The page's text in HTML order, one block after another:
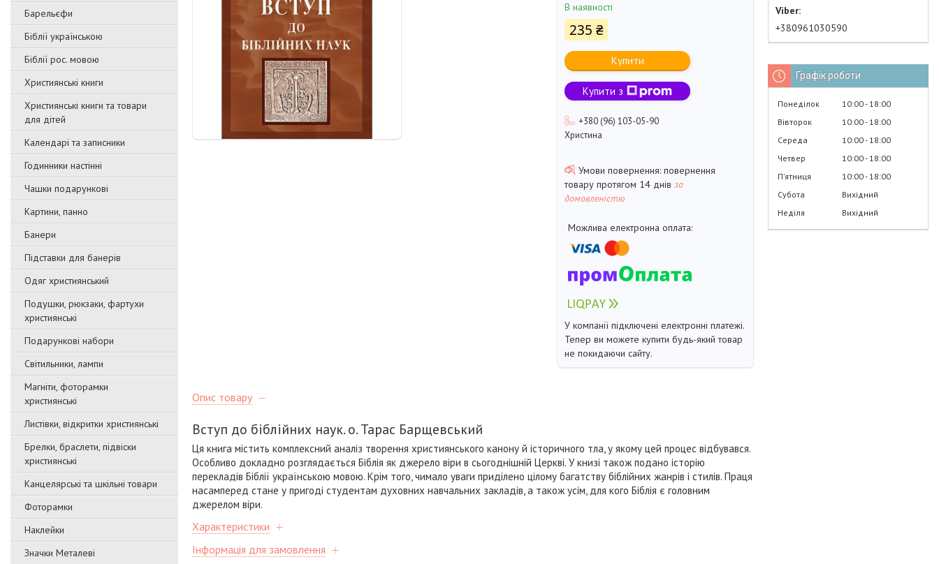
Барельєфи
Біблії українською
Біблії рос. мовою
Християнські книги
Християнські книги та товари
для дітей
Календарі та записники
Годинники настінні
Чашки подарункові
Картини, панно
Банери
Підставки для банерів
Одяг християнський
Подушки, рюкзаки, фартухи
християнські
Подарункові набори
Світильники, лампи
Магніти, фоторамки
християнські
Листівки, відкритки християнські
Брелки, браслети, підвіски
християнські
Канцелярські та шкільні товари
Фоторамки
Наклейки
Значки Металеві
В наявності
235 ₴
Купити
Купити з
+380 (96) 103-05-90
Христина
повернення
товару протягом 14 днів за
домовленістю
У компанії підключені електронні платежі.
Тепер ви можете купити будь-який товар
не покидаючи сайту.
Опис товару
Вступ до біблійних наук. о. Тарас Барщевський
Ця книга містить комплексний аналіз творення християнського канону й історичного тла, у якому цей процес відбувався.
Особливо докладно розглядається Біблія як джерело віри в сьогоднішній Церкві. У книзі також подано історію
перекладів Біблії українською мовою. Крім того, чимало уваги приділено цілому багатству біблійних жанрів і стилів. Праця
насамперед стане у пригоді студентам духовних навчальних закладів, а також усім, для кого Біблія є головним
джерелом віри.
Характеристики
Інформація для замовлення
+380961030590
Графік роботи
Понеділок 10:00 18:00
Вівторок
10:00 18:00
Середа
10:00 18:00
Четвер
10:00 18:00
Пʼятниця
10:00 18:00
Субота
Вихідний
Неділя
Вихідний